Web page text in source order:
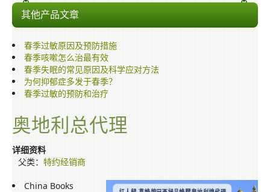
其他产品文章
春季过敏原因及预防措施
春季咳嗽怎么治最有效
春季失眠的常见原因及科学应对方法
为何抑郁症多发于春季？
春季过敏的预防和治疗
奥地利总代理
详细资料
父类： 特约经销商
China Books